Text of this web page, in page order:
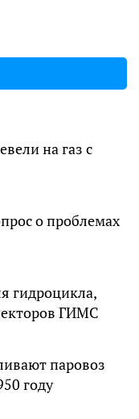
на газ с
о проблемах
гидроцикла,
ГИМС
паровоз
году